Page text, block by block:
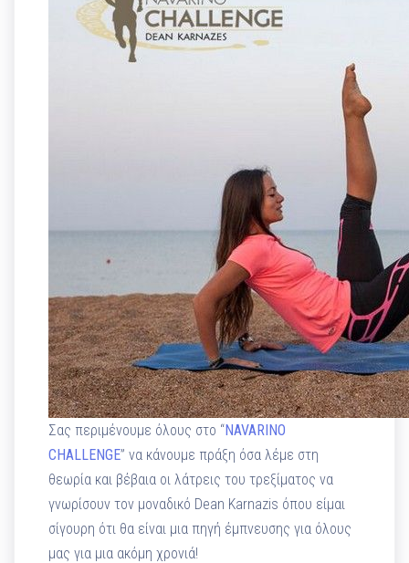
Σας περιμένουμε όλους στο “NAVARINO
CHALLENGE” να κάνουμε πράξη όσα λέμε στη
θεωρία και βέβαια οι λάτρεις του τρεξίματος να
γνωρίσουν τον μοναδικό Dean Karnazis όπου είμαι
σίγουρη ότι θα είναι μια πηγή έμπνευσης για όλους
μας για μια ακόμη χρονιά!